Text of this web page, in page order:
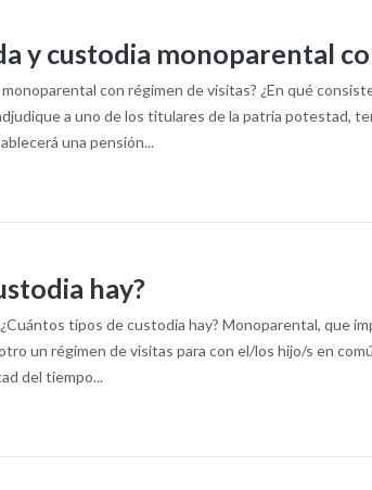
y custodia monoparental
con régimen de visitas? ¿En qué
a uno de los titulares de la patria potestad,
una pensión...
hay?
tipos de custodia hay? Monoparental, que
un régimen de visitas para con el/los hijo/s en
del tiempo...